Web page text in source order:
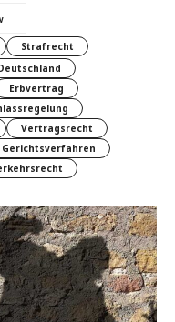
Strafrecht
Erbvertrag
Vertragsrecht
Gerichtsverfahren